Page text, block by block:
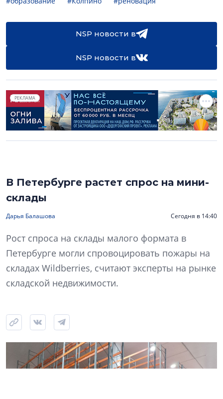
NSP новости в
NSP новости в
РЕКЛАМА
В Петербурге растет спрос на мини-
склады
Дарья Балашова Сегодня в 14:40
Рост спроса на склады малого формата в
Петербурге могли спровоцировать пожары на
складах Wildberries, считают эксперты на рынке
складской недвижимости.